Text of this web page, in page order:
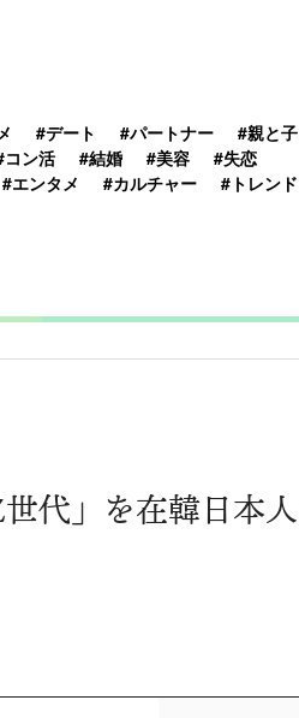
#デート #パートナー
#親と子
コン活 #結婚 #美容
#失恋
#エンタメ #カルチャー #トレンド
代」を在韓日本人